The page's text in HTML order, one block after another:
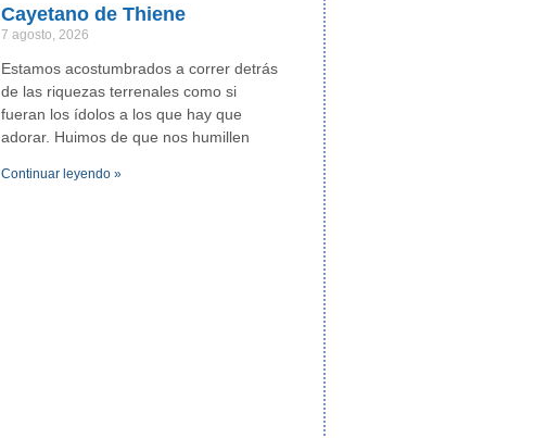
Cayetano de Thiene
7 agosto, 2026
Estamos acostumbrados a correr detrás
de las riquezas terrenales como si
fueran los ídolos a los que hay que
adorar. Huimos de que nos humillen
Continuar leyendo »